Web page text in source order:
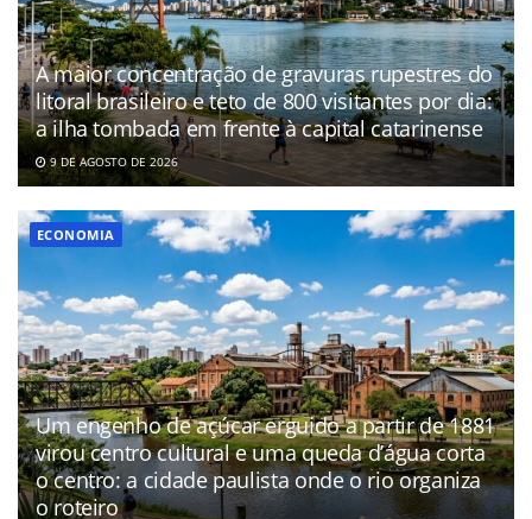
A maior concentração de gravuras rupestres do
litoral brasileiro e teto de 800 visitantes por dia:
a ilha tombada em frente à capital catarinense
9 DE AGOSTO DE 2026
ECONOMIA
Um engenho de açúcar erguido a partir de 1881
virou centro cultural e uma queda d’água corta
o centro: a cidade paulista onde o rio organiza
o roteiro